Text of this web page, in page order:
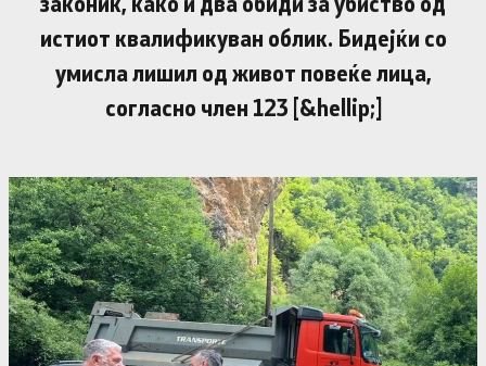
истиот квалификуван облик. Бидејќи со
умисла лишил од живот повеќе лица,
согласно член 123 [&hellip;]